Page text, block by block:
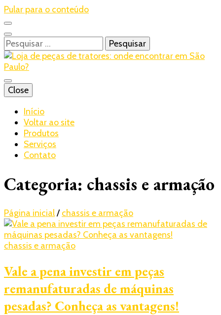
Pular para o conteúdo
Pesquisar
por:
Realtrac
Blog – Realtrac
Close
Início
Voltar ao site
Produtos
Serviços
Contato
Categoria: chassis e armação
Página inicial/ chassis e armação
chassis e armação
Vale a pena investir em peças
remanufaturadas de máquinas
pesadas? Conheça as vantagens!